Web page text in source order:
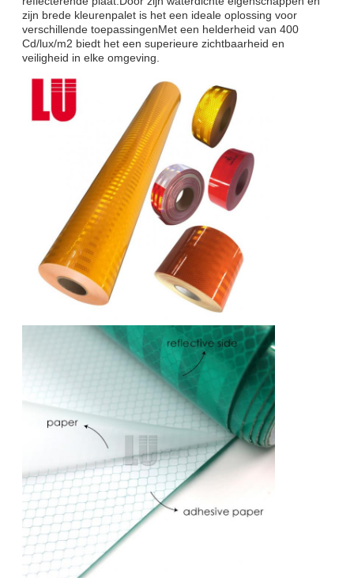
zijn brede kleurenpalet is het een ideale oplossing voor
verschillende toepassingenMet een helderheid van 400
Cd/lux/m2 biedt het een superieure zichtbaarheid en
veiligheid in elke omgeving.